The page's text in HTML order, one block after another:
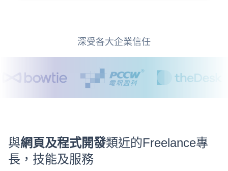
深受各大企業信任
與網頁及程式開發類近的Freelance專
長，技能及服務